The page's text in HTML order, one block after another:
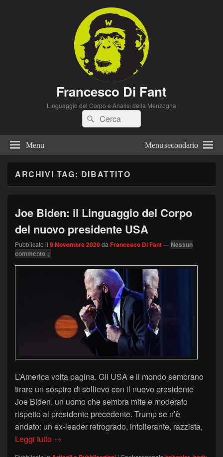
Francesco Di Fant
Linguaggio del Corpo e Analisi della Menzogna
Cerca:Cerca
Menu Menu secondario
ARCHIVI TAG: DIBATTITO
Joe Biden: il Linguaggio del Corpo
del nuovo presidente USA
Pubblicato il 9 Novembre 2020da Francesco Di Fant— Nessun
commento ↓
L’America volta pagina. Gli USA e il mondo sembrano
tirare un sospiro di sollievo con il nuovo presidente
Joe Biden, un uomo che sembra mite e moderato
rispetto al presidente precedente. Trump se n’è
andato: un ex-leader retrogrado, intollerante, razzista,
Leggi tutto Joe Biden: il Linguaggio del Corpo del nuovo
→